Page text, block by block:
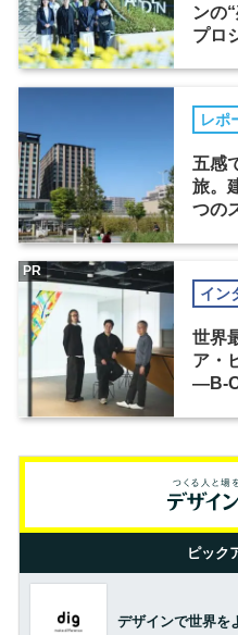
ンの
プロ
レポ
五感
旅。
つの
イン
世界
ア・
―B-
PR
ピック
デザインで世界を